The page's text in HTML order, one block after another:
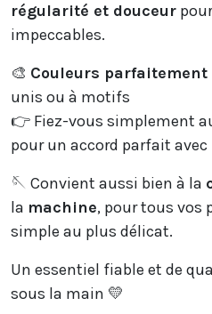
régularité et douceur
impeccables.
🎨 Couleurs
unis ou à motifs
👉 Fiez-vous simplement
pour un accord parfait
🪡 Convient aussi bien à la
la machine, pour tous vos
simple au plus délicat.
Un essentiel fiable et de
sous la main 💛